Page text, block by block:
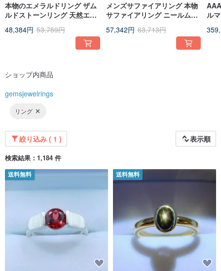
Thank you for taking the time to get to know me. I hope you enjoy my designs
as much as I enjoyed creating them for you!
本物のエメラルドリング ザム
ルドストーンリング 天然エメ
ドバンド
48,384円 53,759円
メンズサファイアリング 本物
サファイアリング ニールムリ
ァイア
57,342円 63,713円
ル
ド
ショップ内商品
gemsjewelrings
リング
絞り込み ( 1 ) 表示順
検索結果：1,184 件
送料無料 送料無料